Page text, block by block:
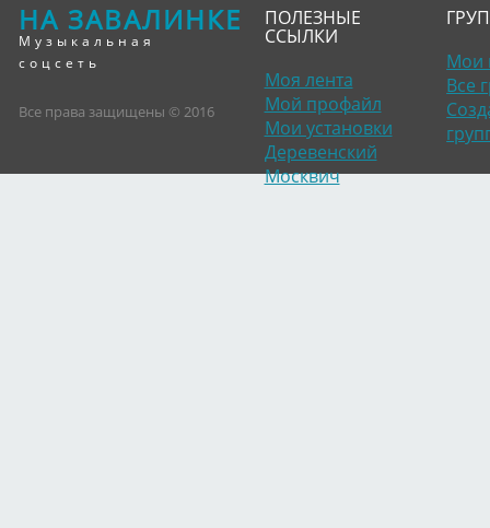
НА ЗАВАЛИНКЕ
Музыкальная
соцсеть
Все права защищены © 2016
ПОЛЕЗНЫЕ
ССЫЛКИ
Моя лента
Мой профайл
Мои установки
Деревенский
Москвич
Мои
Все